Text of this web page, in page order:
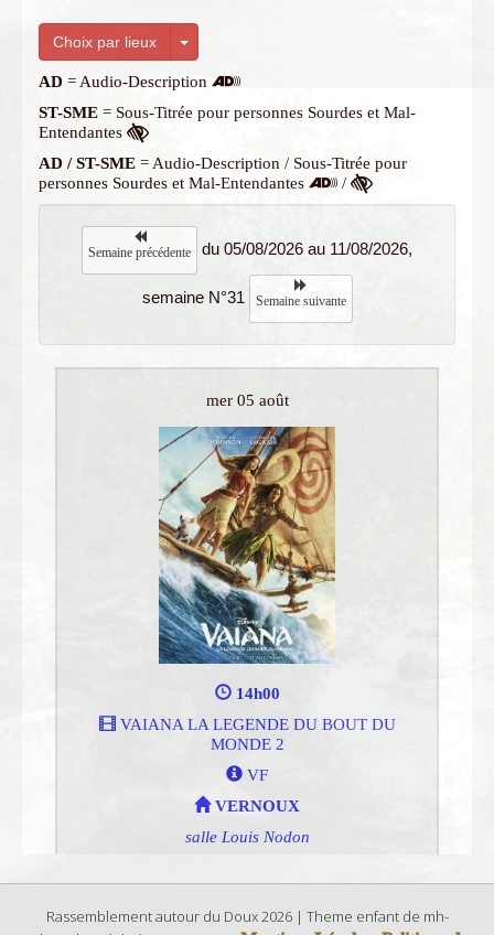
Rassemblement autour du Doux 2026 | Theme enfant de mh-